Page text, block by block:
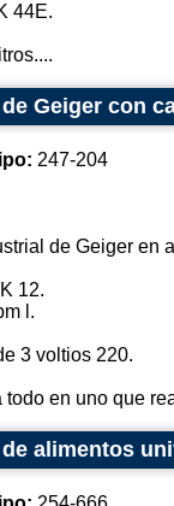
44E.
Geiger con
247-204
de Geiger en
12.
l.
3 voltios 220.
todo en uno que
alimentos